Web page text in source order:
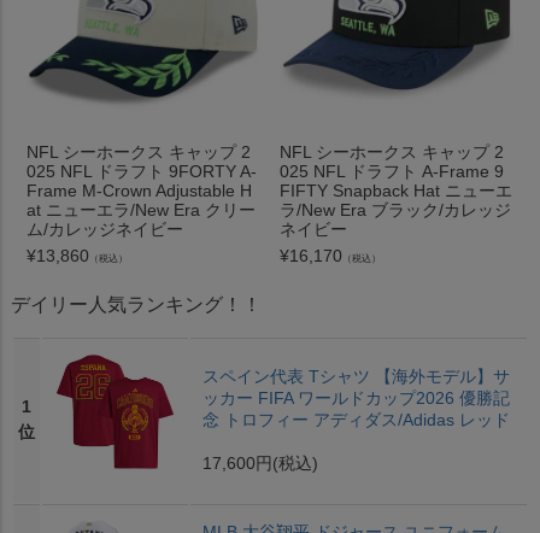
NFL シーホークス キャップ 2
025 NFL ドラフト 9FORTY A-
Frame M-Crown Adjustable H
at ニューエラ/New Era クリー
ム/カレッジネイビー
¥13,860 （税込）
NFL シーホークス キャップ 2
025 NFL ドラフト A-Frame 9
FIFTY Snapback Hat ニューエ
ラ/New Era ブラック/カレッジ
ネイビー
¥16,170 （税込）
デイリー人気ランキング！！
1
位
スペイン代表 Tシャツ 【海外モデル】サ
ッカー FIFA ワールドカップ2026 優勝記
念 トロフィー アディダス/Adidas レッド
17,600円 (税込)